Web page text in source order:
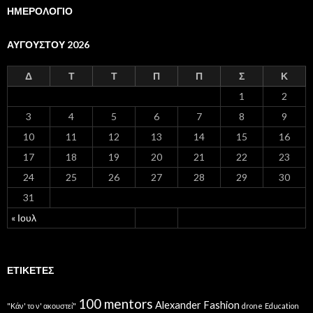
ΗΜΕΡΟΛΟΓΙΟ
ΑΥΓΟΎΣΤΟΥ 2026
Δ Τ Τ Π Π Σ Κ
« Ιουλ
1
2
3
4 5 6 7 8
9
10
11 12 13 14 15
16
17
18 19 20 21 22
23
24
25 26 27 28 29
30
31
ΕΤΙΚΈΤΕΣ
"Κάν' το ν' ακουστεί" 100 mentors Alexander Fashion drone Education